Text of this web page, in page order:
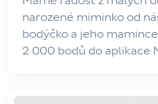
narozené miminko od
bodýčko a jeho
2 000 bodů do aplikace